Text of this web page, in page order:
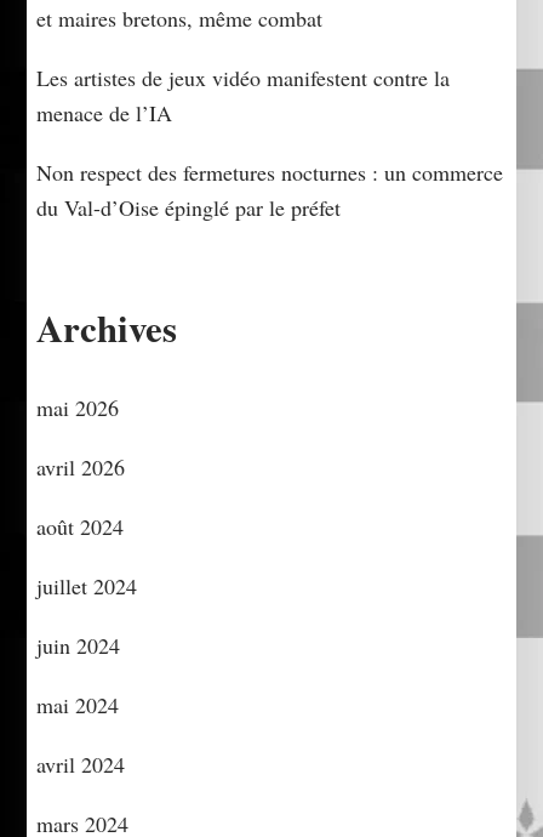
et maires bretons, même combat
Les artistes de jeux vidéo manifestent contre la
menace de l’IA
Non respect des fermetures nocturnes : un commerce
du Val-d’Oise épinglé par le préfet
Archives
mai 2026
avril 2026
août 2024
juillet 2024
juin 2024
mai 2024
avril 2024
mars 2024